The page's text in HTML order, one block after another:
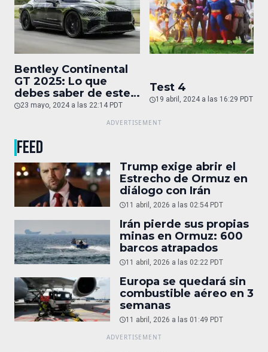
Bentley Continental
GT 2025: Lo que
debes saber de este
auto de superlujo
23 mayo, 2024 a las 22:14 PDT
Test 4
19 abril, 2024 a las 16:29 PDT
FEED
Trump exige abrir el
Estrecho de Ormuz en
diálogo con Irán
11 abril, 2026 a las 02:54 PDT
Irán pierde sus propias
minas en Ormuz: 600
barcos atrapados
11 abril, 2026 a las 02:22 PDT
Europa se quedará sin
combustible aéreo en 3
semanas
11 abril, 2026 a las 01:49 PDT